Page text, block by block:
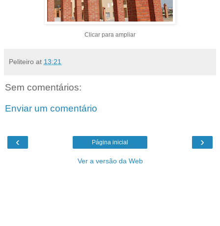
Clicar para ampliar
Peliteiro at 13:21
Sem comentários:
Enviar um comentário
‹ ›
Página inicial
Ver a versão da Web